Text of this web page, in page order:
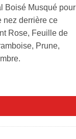
Boisé Musqué pour
nez derrière ce
Rose, Feuille de
Prune,